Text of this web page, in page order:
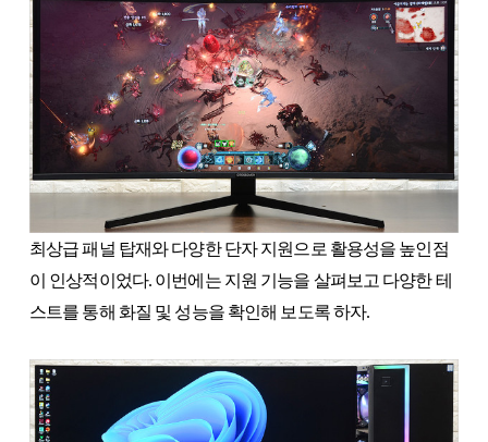
최상급 패널 탑재와 다양한 단자 지원으로 활용성을 높인점
이 인상적이었다. 이번에는 지원 기능을 살펴보고 다양한 테
스트를 통해 화질 및 성능을 확인해 보도록 하자.